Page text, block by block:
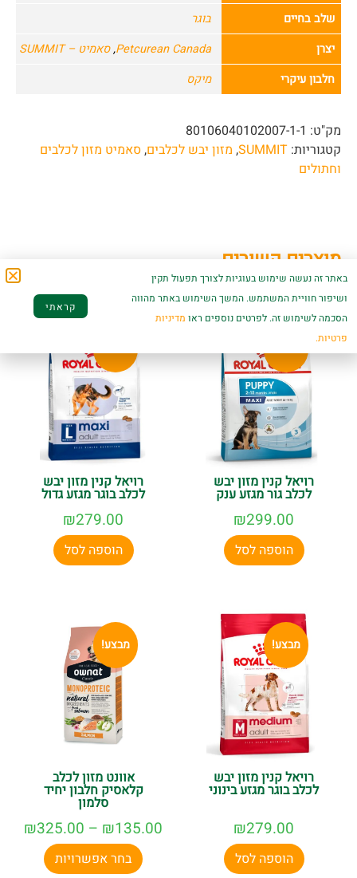
שלב בחיים
בוגר
יצרן
Petcurean Canada
,סאמיט – SUMMIT
חלבון עיקרי
מיקס
מק"ט: 80106040102007-1-1
קטגוריות: SUMMIT
, מזון יבש לכלבים,סאמיט מזון לכלבים
וחתולים
מוצרים קשורים
רויאל קנין מזון יבש
לכלב גור מגזע ענק
₪299.00
הוספה לסל
רויאל קנין מזון יבש
לכלב בוגר מגזע גדול
₪279.00
הוספה לסל
מבצע!
רויאל קנין מזון יבש
לכלב בוגר מגזע בינוני
₪279.00
הוספה לסל
מבצע!
אוונט מזון לכלב
קלאסיק חלבון יחיד
סלמון
₪135.00
–
₪325.00
בחר אפשרויות
באתר זה נעשה שימוש בעוגיות לצורך תפעול תקין
ושיפור חוויית המשתמש. המשך השימוש באתר מהווה
הסכמה לשימוש זה. לפרטים נוספים ראו מדיניות
פרטיות.
קראתי